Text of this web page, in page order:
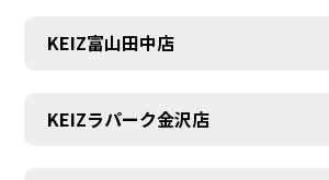
KEIZ富山田中店
KEIZラパーク金沢店